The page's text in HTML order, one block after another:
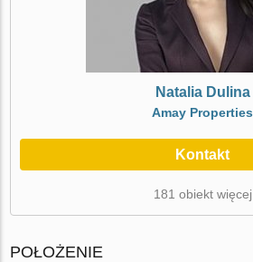
Natalia Dulina
Amay Properties
Kontakt
181 obiekt więcej
POŁOŻENIE